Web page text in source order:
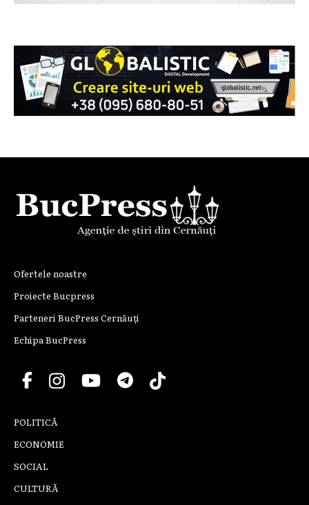
Ofertele noastre
Proiecte Bucpress
Parteneri BucPress Cernăuți
Echipa BucPress
POLITICĂ
ECONOMIE
SOCIAL
CULTURĂ